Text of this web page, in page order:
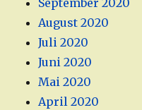
September 2020
August 2020
Juli 2020
Juni 2020
Mai 2020
April 2020